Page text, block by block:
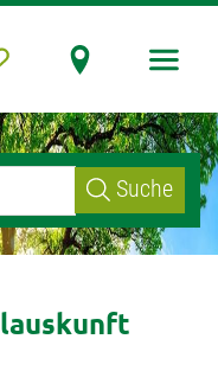
Suche